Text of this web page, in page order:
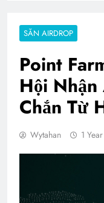
SĂN AIRDROP
Point
Hội
Chắn Từ
Wytahan 1